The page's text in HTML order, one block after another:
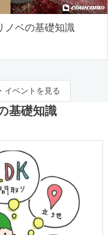
ノベの基礎知識
イベントを見る
基礎知識